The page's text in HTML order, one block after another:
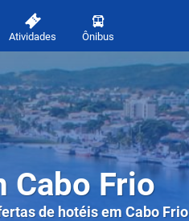
Atividades Ônibus
Cabo Frio
de hotéis em Cabo Frio